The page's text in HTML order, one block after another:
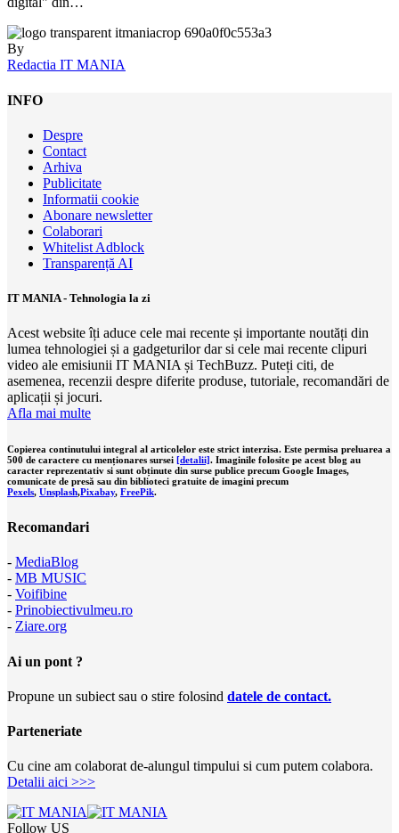
By
Redactia IT MANIA
INFO
Despre
Contact
Arhiva
Publicitate
Informatii cookie
Abonare newsletter
Colaborari
Whitelist Adblock
Transparență AI
IT MANIA - Tehnologia la zi
Acest website îți aduce cele mai recente și importante noutăți din
lumea tehnologiei și a gadgeturilor dar si cele mai recente clipuri
video ale emisiunii IT MANIA și TechBuzz. Puteți citi, de
asemenea, recenzii despre diferite produse, tutoriale, recomandări de
aplicații și jocuri.
Afla mai multe
Copierea continutului integral al articolelor este strict interzisa. Este permisa preluarea a
500 de caractere cu menționares sursei [detalii]. Imaginile folosite pe acest blog au
caracter reprezentativ si sunt obținute din surse publice precum Google Images,
comunicate de presă sau din biblioteci gratuite de imagini precum
Pexels, Unsplash,Pixabay, FreePik.
Recomandari
- MediaBlog
- MB MUSIC
- Voifibine
- Prinobiectivulmeu.ro
- Ziare.org
Ai un pont ?
Propune un subiect sau o stire folosind datele de contact.
Parteneriate
Cu cine am colaborat de-alungul timpului si cum putem colabora.
Detalii aici >>>
Follow US